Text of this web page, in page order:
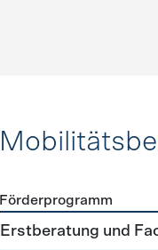
Förderprogramme
Förderprogramm
Erstberatung und